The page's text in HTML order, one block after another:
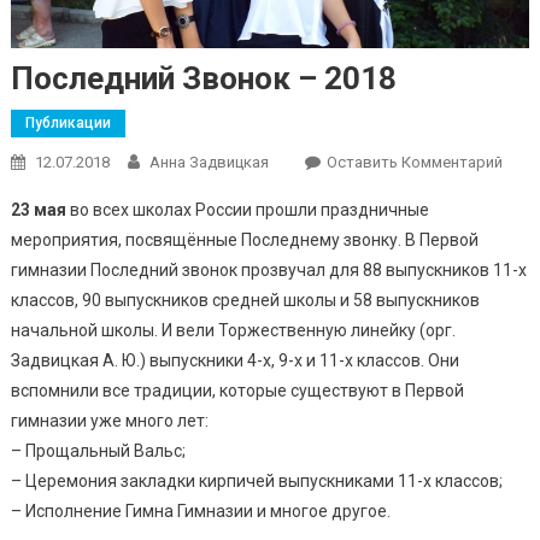
Последний Звонок – 2018
Публикации
12.07.2018 Анна Задвицкая Оставить Комментарий
23 мая во всех школах России прошли праздничные
мероприятия, посвящённые Последнему звонку. В Первой
гимназии Последний звонок прозвучал для 88 выпускников 11-х
классов, 90 выпускников средней школы и 58 выпускников
начальной школы. И вели Торжественную линейку (орг.
Задвицкая А. Ю.) выпускники 4-х, 9-х и 11-х классов. Они
вспомнили все традиции, которые существуют в Первой
гимназии уже много лет:
– Прощальный Вальс;
– Церемония закладки кирпичей выпускниками 11-х классов;
– Исполнение Гимна Гимназии и многое другое.